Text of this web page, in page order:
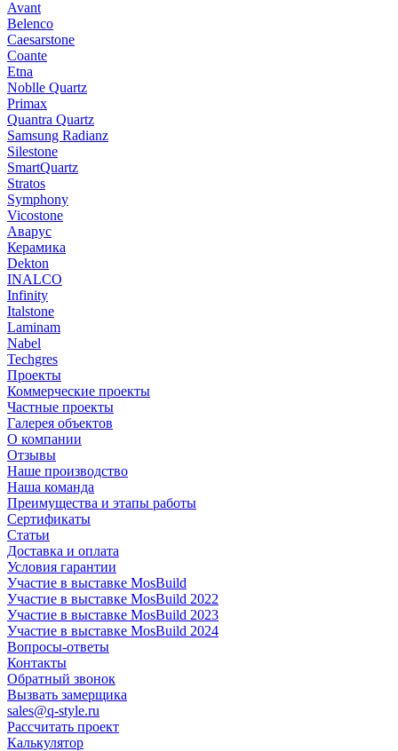
Avant
Belenco
Caesarstone
Coante
Etna
Noblle Quartz
Primax
Quantra Quartz
Samsung Radianz
Silestone
SmartQuartz
Stratos
Symphony
Vicostone
Аварус
Керамика
Dekton
INALCO
Infinity
Italstone
Laminam
Nabel
Techgres
Проекты
Коммерческие проекты
Частные проекты
Галерея объектов
О компании
Отзывы
Наше производство
Наша команда
Преимущества и этапы работы
Сертификаты
Статьи
Доставка и оплата
Условия гарантии
Участие в выставке MosBuild
Участие в выставке MosBuild 2022
Участие в выставке MosBuild 2023
Участие в выставке MosBuild 2024
Вопросы-ответы
Контакты
Обратный звонок
Вызвать замерщика
sales@q-style.ru
Рассчитать проект
Калькулятор